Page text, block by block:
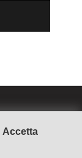
Accetta